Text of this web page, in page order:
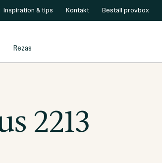
Inspiration & tips Kontakt Beställ provbox
Rezas
2213